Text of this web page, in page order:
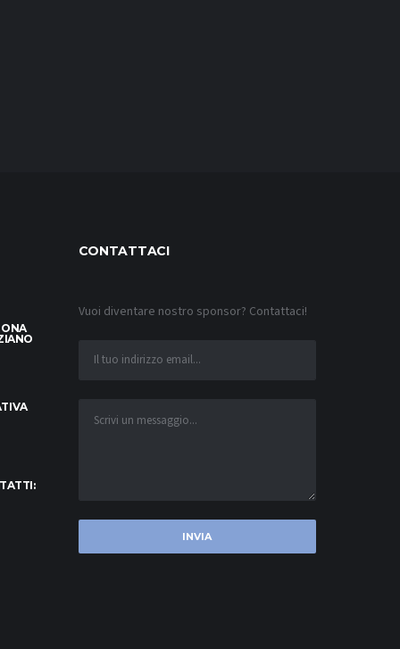
CONTATTACI
Vuoi diventare nostro sponsor? Contattaci!